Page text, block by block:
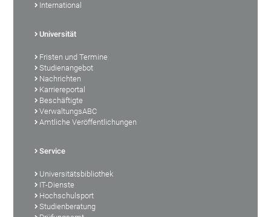
International
Universität
Fristen und Termine
Studienangebot
Nachrichten
Karriereportal
Beschäftigte
VerwaltungsABC
Amtliche Veröffentlichungen
Service
Universitätsbibliothek
IT-Dienste
Hochschulsport
Studienberatung